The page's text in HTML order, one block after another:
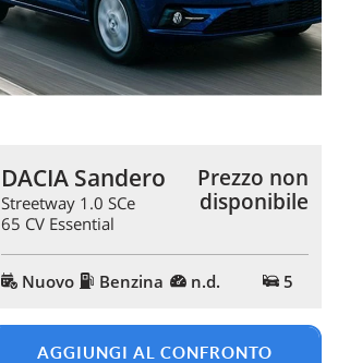
DACIA Sandero
Streetway 1.0 SCe
65 CV Essential
Prezzo non
disponibile
Nuovo Benzina n.d. 5
AGGIUNGI AL CONFRONTO